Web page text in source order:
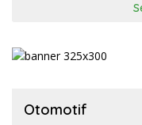
Otomotif